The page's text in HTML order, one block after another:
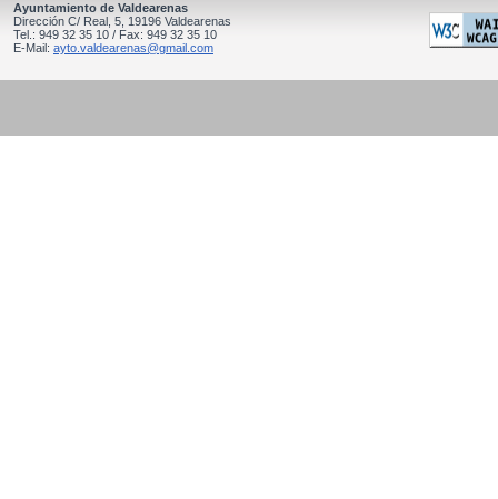
Ayuntamiento de Valdearenas
Dirección C/ Real, 5, 19196 Valdearenas
Tel.: 949 32 35 10 / Fax: 949 32 35 10
E-Mail: ayto.valdearenas@gmail.com